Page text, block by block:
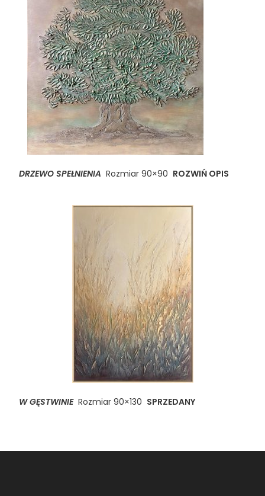
DRZEWO SPEŁNIENIARozmiar 90×90 ROZWIŃ OPIS
W GĘSTWINIERozmiar 90×130 SPRZEDANY